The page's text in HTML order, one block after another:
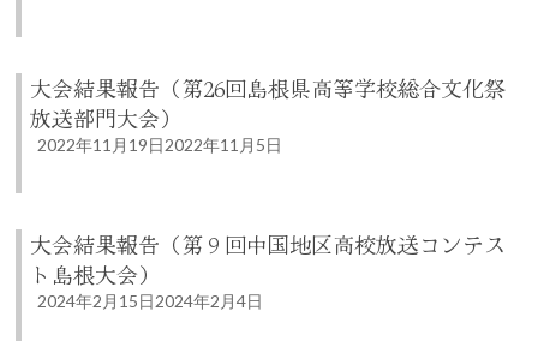
大会結果報告（第26回島根県高等学校総合文化祭
放送部門大会）
2022年11月19日2022年11月5日
大会結果報告（第９回中国地区高校放送コンテス
ト島根大会）
2024年2月15日2024年2月4日